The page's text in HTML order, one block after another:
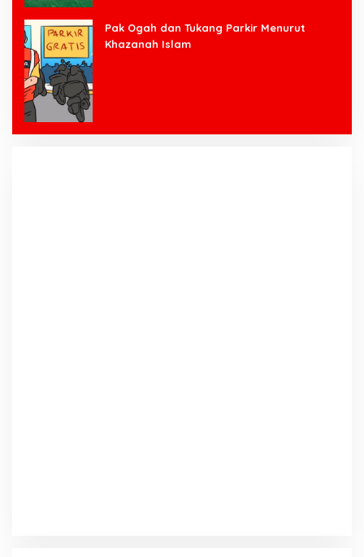
Pak Ogah dan Tukang Parkir Menurut
Khazanah Islam